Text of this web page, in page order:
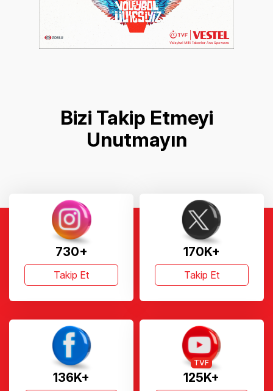
Bizi Takip Etmeyi
Unutmayın
730+
Takip Et
170K+
Takip Et
136K+ 125K+
TVF